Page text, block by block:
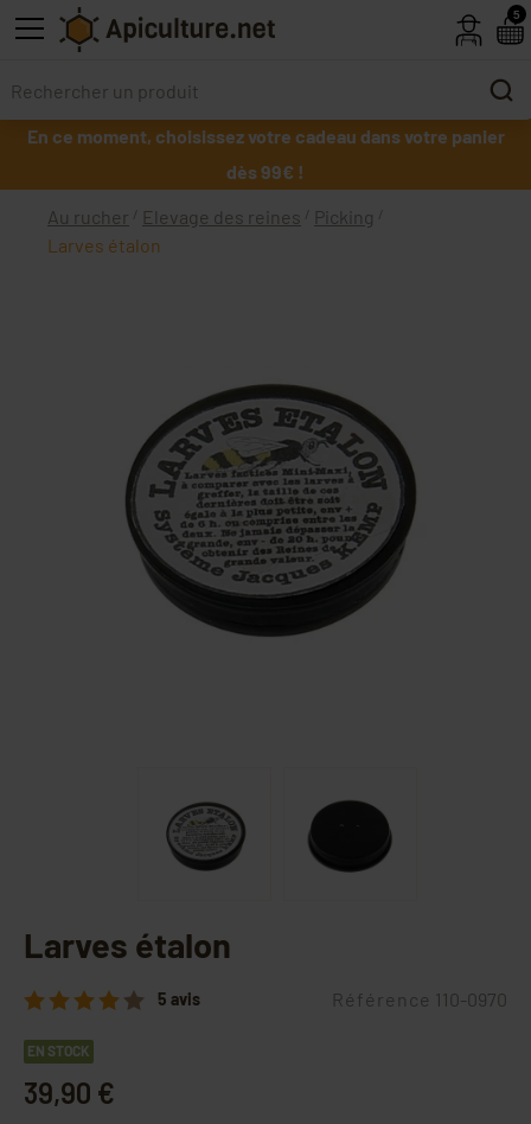
Skip to main content
En ce moment, choisissez votre cadeau dans votre panier
dès 99€ !
Au rucher Elevage des reines
Picking
Larves étalon
Larves étalon
5 avis Référence 110-0970
EN STOCK
39,90 €
5